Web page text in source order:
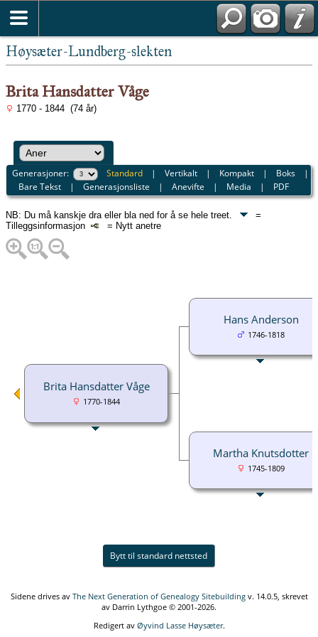
Høysæter-Lundberg-slekten
Brita Hansdatter Våge
1770 - 1844 (74 år)
Generasjoner: Standard |Vertikalt | Kompakt | Boks |
Bare Tekst |Generasjonsliste |Anevifte | Media | PDF
NB: Du må kanskje dra eller bla ned for å se hele treet.
=
Tilleggsinformasjon
= Nytt anetre
Brita Hansdatter Våge
1770-1844
Hans Anderson
1746-1818
Martha Knutsdotter
1745-1809
Bytt til standard nettsted
Sidene drives av The Next Generation of Genealogy Sitebuildingv. 14.0.5, skrevet
av Darrin Lythgoe © 2001-2026.
Redigert av Øyvind Lasse Høysæter.